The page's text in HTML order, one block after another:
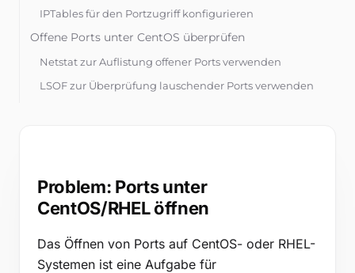
Blog
Kontaktieren Sie uns
Wissensdatenbank
Kostenlos testen
IPTables für den Portzugriff konfigurieren
Offene Ports unter CentOS überprüfen
Netstat zur Auflistung offener Ports verwenden
LSOF zur Überprüfung lauschender Ports verwenden
Probleme beim Portzugriff unter CentOS beheben
Problem: Ports unter
CentOS/RHEL öffnen
Das Öffnen von Ports auf CentOS- oder RHEL-
Systemen ist eine Aufgabe für